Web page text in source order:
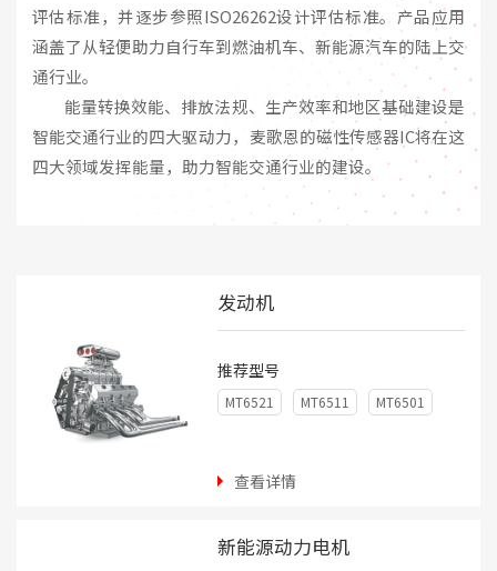
评估标准，并逐步参照ISO26262设计评估标准。产品应用
涵盖了从轻便助力自行车到燃油机车、新能源汽车的陆上交
通行业。
能量转换效能、排放法规、生产效率和地区基础建设是
智能交通行业的四大驱动力，麦歌恩的磁性传感器IC将在这
四大领域发挥能量，助力智能交通行业的建设。
发动机
推荐型号
MT6521 MT6511 MT6501
查看详情
新能源动力电机